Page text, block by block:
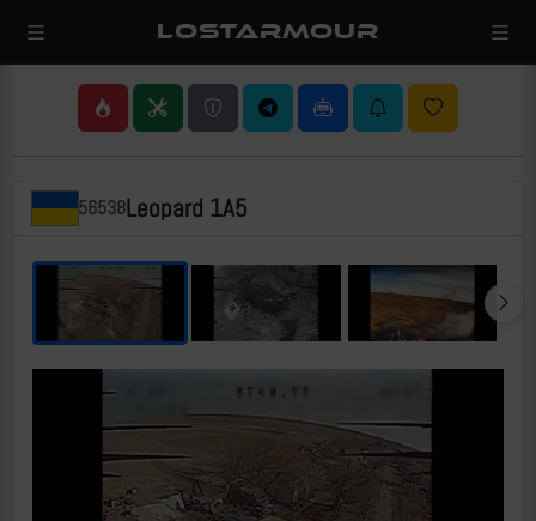
LOSTARMOUR
56538Leopard 1A5